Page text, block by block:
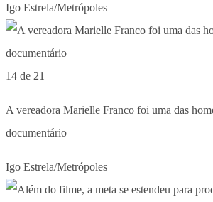
Igo Estrela/Metrópoles
14 de 21
A vereadora Marielle Franco foi uma das
documentário
Igo Estrela/Metrópoles